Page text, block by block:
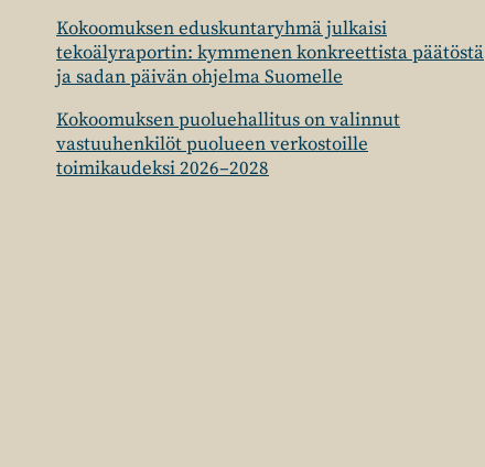
Kokoomuksen eduskuntaryhmä julkaisi
tekoälyraportin: kymmenen konkreettista päätöstä
ja sadan päivän ohjelma Suomelle
Kokoomuksen puoluehallitus on valinnut
vastuuhenkilöt puolueen verkostoille
toimikaudeksi 2026–2028